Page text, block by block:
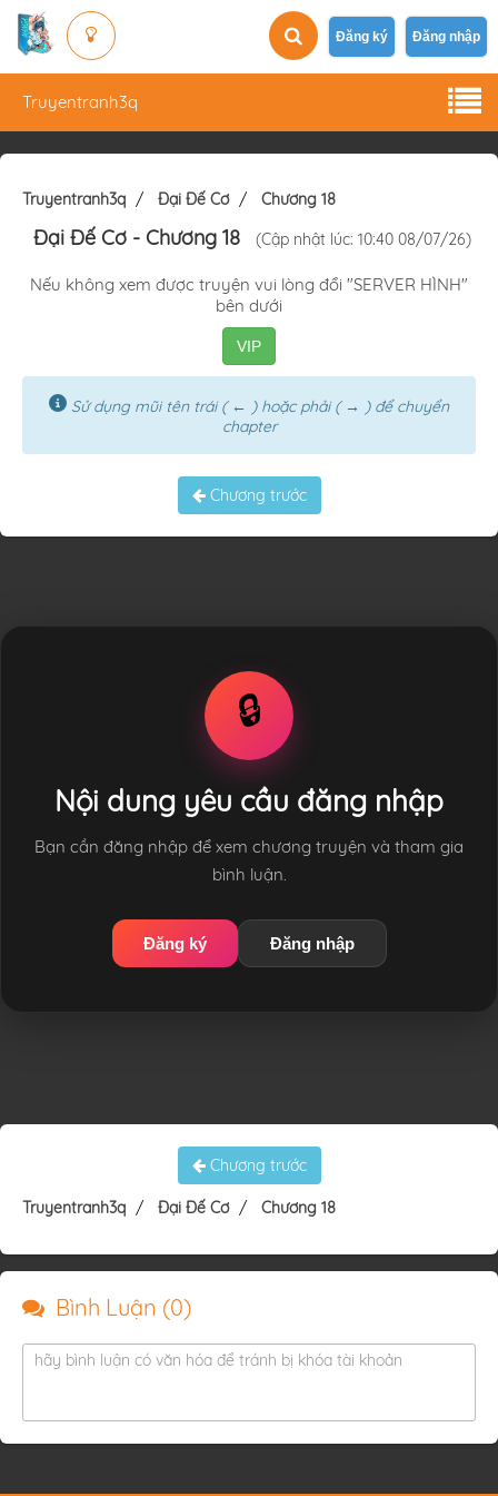
Đăng ký Đăng nhập
Truyentranh3q
Truyentranh3q Đại Đế Cơ Chương 18
Đại Đế Cơ - Chương 18 (Cập nhật lúc: 10:40 08/07/26)
Nếu không xem được truyện vui lòng đổi "SERVER HÌNH"
bên dưới
VIP
Sử dụng mũi tên trái ( ← ) hoặc phải ( → ) để chuyển
chapter
Chương trước
🔒
Nội dung yêu cầu đăng nhập
Bạn cần đăng nhập để xem chương truyện và tham gia
bình luận.
Đăng ký Đăng nhập
Chương trước
Truyentranh3q Đại Đế Cơ Chương 18
Bình Luận (0)
hãy bình luận có văn hóa để tránh bị khóa tài khoản